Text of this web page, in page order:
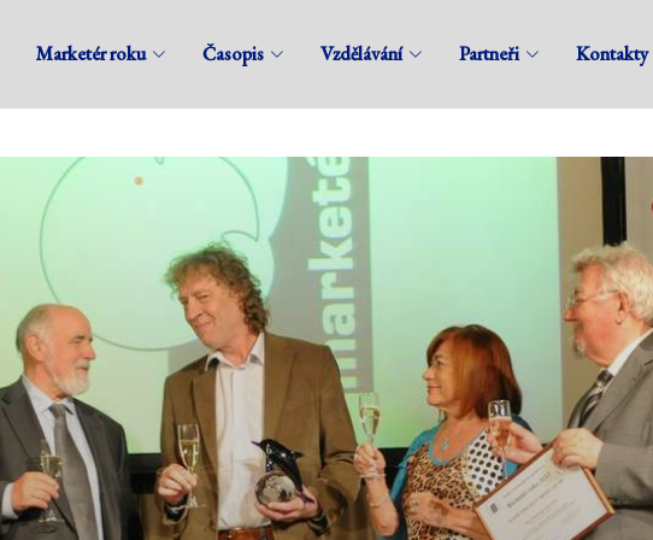
Marketér roku Časopis Vzdělávání Partneři Kontakty